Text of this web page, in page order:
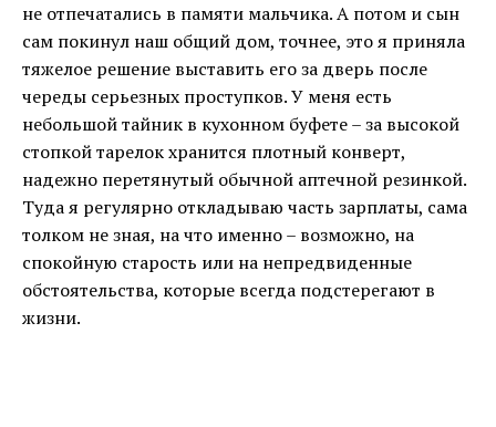
не отпечатались в памяти мальчика. А потом и сын
сам покинул наш общий дом, точнее, это я приняла
тяжелое решение выставить его за дверь после
череды серьезных проступков. У меня есть
небольшой тайник в кухонном буфете – за высокой
стопкой тарелок хранится плотный конверт,
надежно перетянутый обычной аптечной резинкой.
Туда я регулярно откладываю часть зарплаты, сама
толком не зная, на что именно – возможно, на
спокойную старость или на непредвиденные
обстоятельства, которые всегда подстерегают в
жизни.